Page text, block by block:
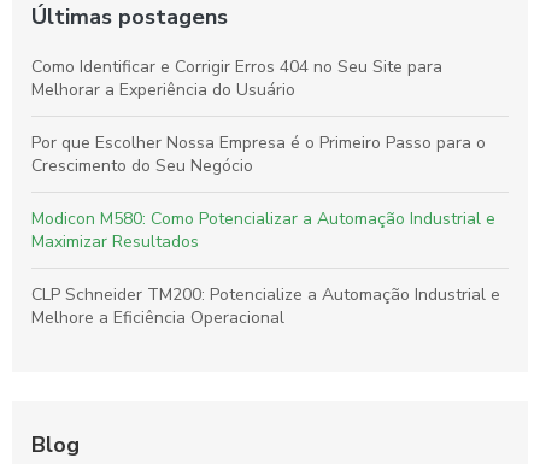
Últimas postagens
Como Identificar e Corrigir Erros 404 no Seu Site para
Melhorar a Experiência do Usuário
Por que Escolher Nossa Empresa é o Primeiro Passo para o
Crescimento do Seu Negócio
Modicon M580: Como Potencializar a Automação Industrial e
Maximizar Resultados
CLP Schneider TM200: Potencialize a Automação Industrial e
Melhore a Eficiência Operacional
Blog